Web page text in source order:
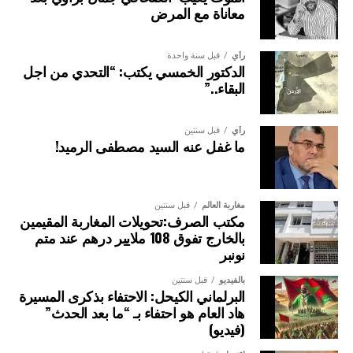
معاناة مع المرض
رأي قبل سنة واحدة
الدكتور الخمسي يكتب: “التحدي من اجل
البقاء..”
رأي قبل سنتين
ما غفل عنه السيد مصطفى الرميد!
مغاربة العالم قبل سنتين
مكتب الصرف:تحويلات المغاربة المقيمين
بالخارج تفوق 108 ملايير درهم عند متم
نونبر
بالفيديو قبل سنتين
البرلماني الكيحل: الاحتفاء بذكرى المسيرة
هاد العام هو احتفاء بـ “ما بعد الحدث”
(فيديو)